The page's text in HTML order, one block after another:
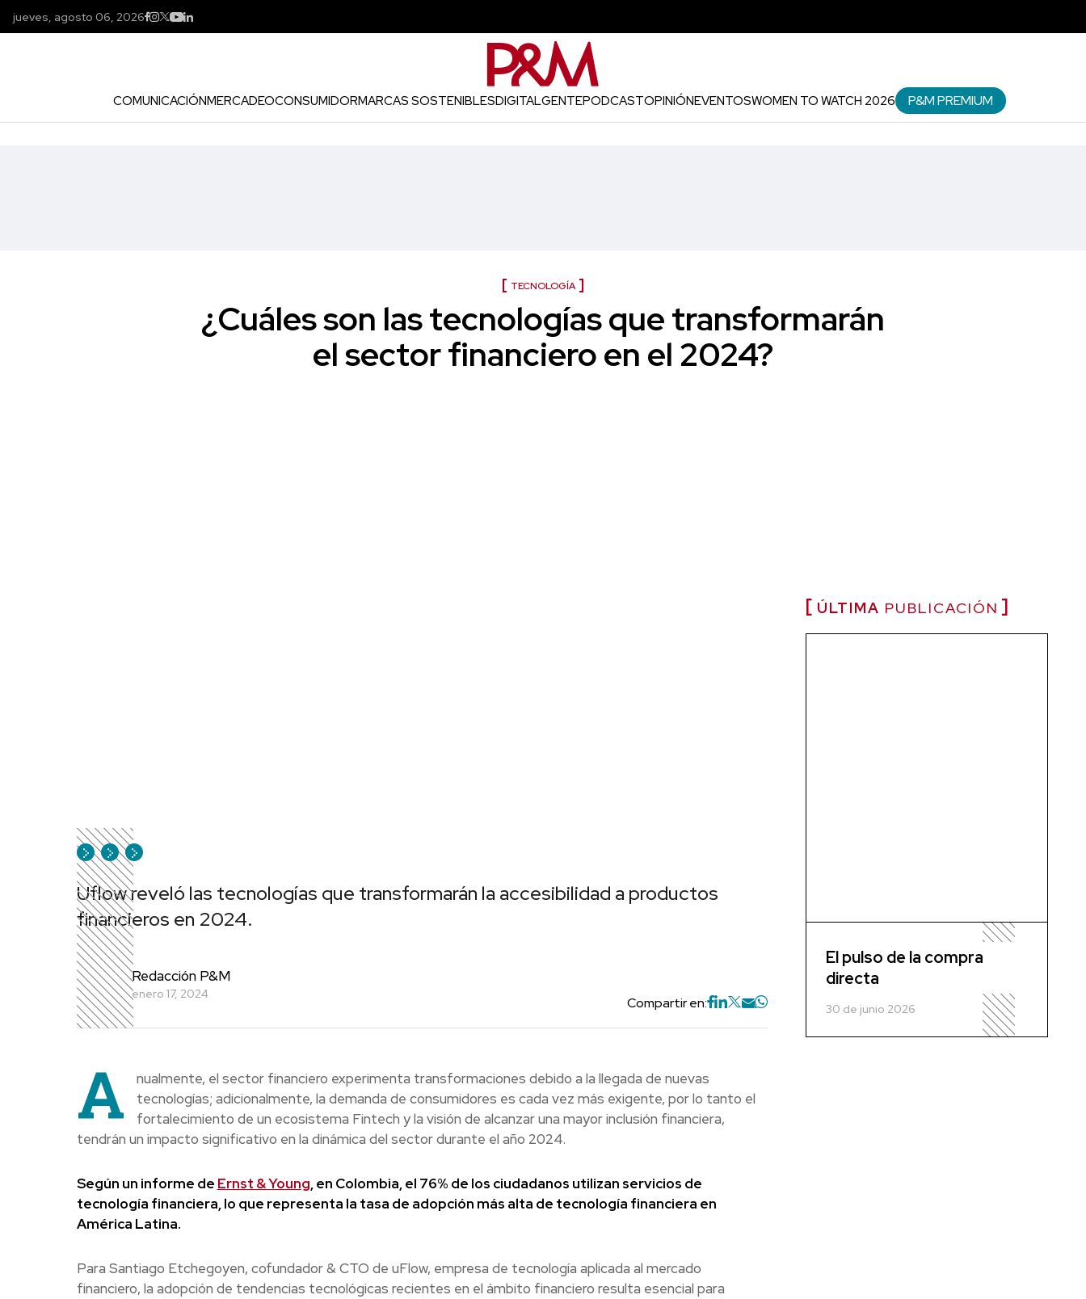
jueves, agosto 06, 2026
COMUNICACIÓNMERCADEOCONSUMIDORMARCAS SOSTENIBLESDIGITALGENTEPODCASTOPINIÓNEVENTOSWOMEN TO WATCH 2026 P&M PREMIUM
TECNOLOGÍA
¿Cuáles son las tecnologías que transformarán
el sector financiero en el 2024?
Uflow reveló las tecnologías que transformarán la accesibilidad a productos
financieros en 2024.
Redacción P&M
enero 17, 2024
Compartir en:
A
nualmente, el sector financiero experimenta transformaciones debido a la llegada de nuevas
tecnologías; adicionalmente, la demanda de consumidores es cada vez más exigente, por lo tanto el
fortalecimiento de un ecosistema Fintech y la visión de alcanzar una mayor inclusión financiera,
tendrán un impacto significativo en la dinámica del sector durante el año 2024.
Según un informe de Ernst & Young, en Colombia, el 76% de los ciudadanos utilizan servicios de
tecnología financiera, lo que representa la tasa de adopción más alta de tecnología financiera en
América Latina.
Para Santiago Etchegoyen, cofundador & CTO de uFlow, empresa de tecnología aplicada al mercado
financiero, la adopción de tendencias tecnológicas recientes en el ámbito financiero resulta esencial para
ÚLTIMA PUBLICACIÓN
El pulso de la compra
directa
30 de junio 2026